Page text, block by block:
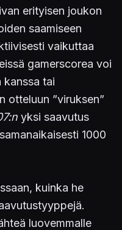
erityisen joukon
saamiseen
vaikuttaa
gamerscorea voi
kanssa tai
otteluun ”viruksen”
yksi saavutus
1000
kuinka he
luovemmalle